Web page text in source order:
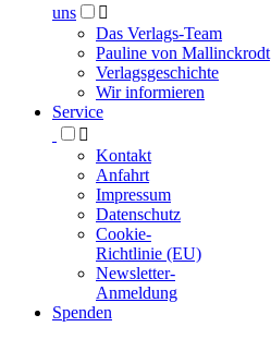
uns

Das Verlags-Team
Pauline von Mallinckrodt
Verlagsgeschichte
Wir informieren
Service

Kontakt
Anfahrt
Impressum
Datenschutz
Cookie-
Richtlinie (EU)
Newsletter-
Anmeldung
Spenden